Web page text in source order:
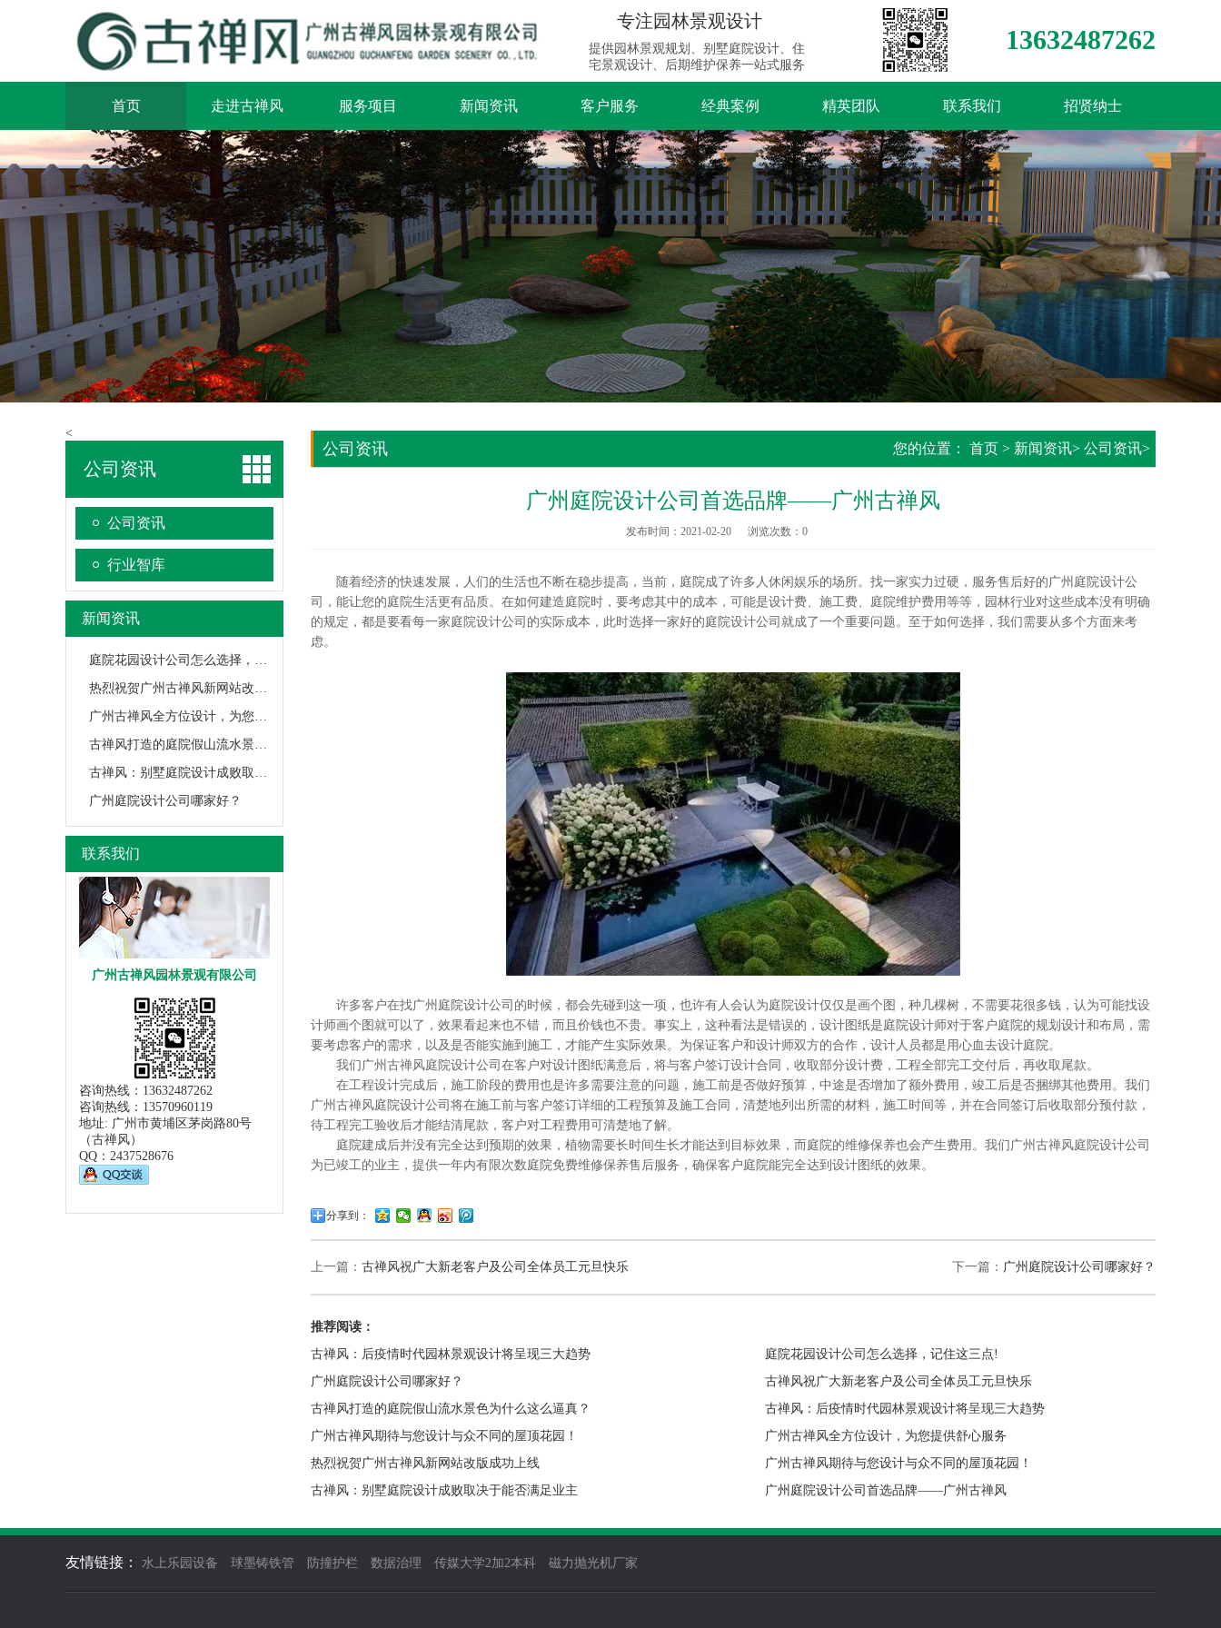
专注园林景观设计
提供园林景观规划、别墅庭院设计、住
宅景观设计、后期维护保养一站式服务
13632487262
首页 走进古禅风 服务项目 新闻资讯 客户服务 经典案例 精英团队 联系我们 招贤纳士
<
公司资讯
公司资讯
行业智库
新闻资讯
庭院花园设计公司怎么选择，记住这三点!
热烈祝贺广州古禅风新网站改版成功上线
广州古禅风全方位设计，为您提供舒心服务
古禅风打造的庭院假山流水景色为什么这么逼真？
古禅风：别墅庭院设计成败取决于能否满足业主
广州庭院设计公司哪家好？
联系我们
广州古禅风园林景观有限公司
咨询热线：13632487262
咨询热线：13570960119
地址: 广州市黄埔区茅岗路80号
（古禅风）
QQ： 2437528676
公司资讯 您的位置： 首页 > 新闻资讯> 公司资讯>
广州庭院设计公司首选品牌——广州古禅风
发布时间：2021-02-20 浏览次数： 0
随着经济的快速发展，人们的生活也不断在稳步提高，当前，庭院成了许多人休闲娱乐的场所。找一家实力过硬，服务售后好的广州庭院设计公
司，能让您的庭院生活更有品质。在如何建造庭院时，要考虑其中的成本，可能是设计费、施工费、庭院维护费用等等，园林行业对这些成本没有明确
的规定，都是要看每一家庭院设计公司的实际成本，此时选择一家好的庭院设计公司就成了一个重要问题。至于如何选择，我们需要从多个方面来考
虑。
许多客户在找广州庭院设计公司的时候，都会先碰到这一项，也许有人会认为庭院设计仅仅是画个图，种几棵树，不需要花很多钱，认为可能找设
计师画个图就可以了，效果看起来也不错，而且价钱也不贵。事实上，这种看法是错误的，设计图纸是庭院设计师对于客户庭院的规划设计和布局，需
要考虑客户的需求，以及是否能实施到施工，才能产生实际效果。为保证客户和设计师双方的合作，设计人员都是用心血去设计庭院。
我们广州古禅风庭院设计公司在客户对设计图纸满意后，将与客户签订设计合同，收取部分设计费，工程全部完工交付后，再收取尾款。
在工程设计完成后，施工阶段的费用也是许多需要注意的问题，施工前是否做好预算，中途是否增加了额外费用，竣工后是否捆绑其他费用。我们
广州古禅风庭院设计公司将在施工前与客户签订详细的工程预算及施工合同，清楚地列出所需的材料，施工时间等，并在合同签订后收取部分预付款，
待工程完工验收后才能结清尾款，客户对工程费用可清楚地了解。
庭院建成后并没有完全达到预期的效果，植物需要长时间生长才能达到目标效果，而庭院的维修保养也会产生费用。我们广州古禅风庭院设计公司
为已竣工的业主，提供一年内有限次数庭院免费维修保养售后服务，确保客户庭院能完全达到设计图纸的效果。
分享到：
上一篇： 古禅风祝广大新老客户及公司全体员工元旦快乐 下一篇： 广州庭院设计公司哪家好？
推荐阅读：
古禅风：后疫情时代园林景观设计将呈现三大趋势
广州庭院设计公司哪家好？
古禅风打造的庭院假山流水景色为什么这么逼真？
广州古禅风期待与您设计与众不同的屋顶花园！
热烈祝贺广州古禅风新网站改版成功上线
古禅风：别墅庭院设计成败取决于能否满足业主
庭院花园设计公司怎么选择，记住这三点!
古禅风祝广大新老客户及公司全体员工元旦快乐
古禅风：后疫情时代园林景观设计将呈现三大趋势
广州古禅风全方位设计，为您提供舒心服务
广州古禅风期待与您设计与众不同的屋顶花园！
广州庭院设计公司首选品牌——广州古禅风
友情链接： 水上乐园设备 球墨铸铁管 防撞护栏 数据治理 传媒大学2加2本科 磁力抛光机厂家